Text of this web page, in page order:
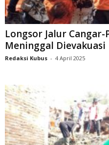
Longsor Jalur
Meninggal Dievakuasi
Redaksi Kubus - 4 April 2025